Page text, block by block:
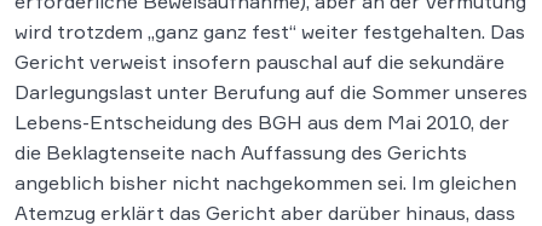
wird trotzdem „ganz ganz fest“ weiter festgehalten. Das
Gericht verweist insofern pauschal auf die sekundäre
Darlegungslast unter Berufung auf die Sommer unseres
Lebens-Entscheidung des BGH aus dem Mai 2010, der
die Beklagtenseite nach Auffassung des Gerichts
angeblich bisher nicht nachgekommen sei. Im gleichen
Atemzug erklärt das Gericht aber darüber hinaus, dass